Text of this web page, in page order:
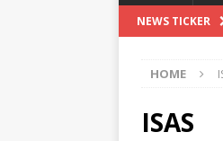
NEWS TICKER
HOME
ISAS